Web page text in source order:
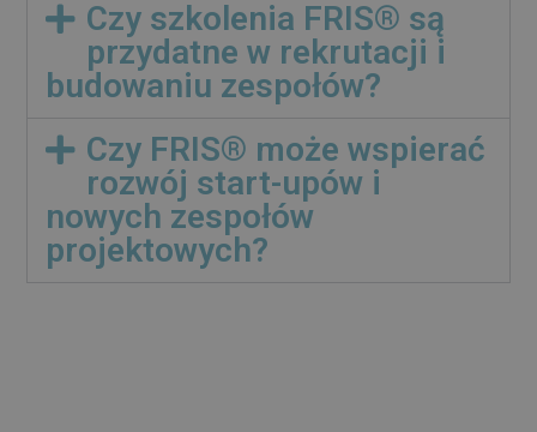
Czy szkolenia FRIS® są
przydatne w rekrutacji i
budowaniu zespołów?
Czy FRIS® może wspierać
rozwój start-upów i
nowych zespołów
projektowych?